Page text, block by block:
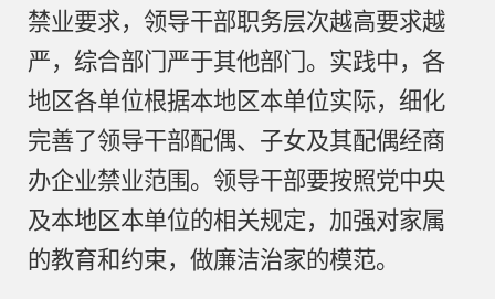
禁业要求，领导干部职务层次越高要求越
严，综合部门严于其他部门。实践中，各
地区各单位根据本地区本单位实际，细化
完善了领导干部配偶、子女及其配偶经商
办企业禁业范围。领导干部要按照党中央
及本地区本单位的相关规定，加强对家属
的教育和约束，做廉洁治家的模范。